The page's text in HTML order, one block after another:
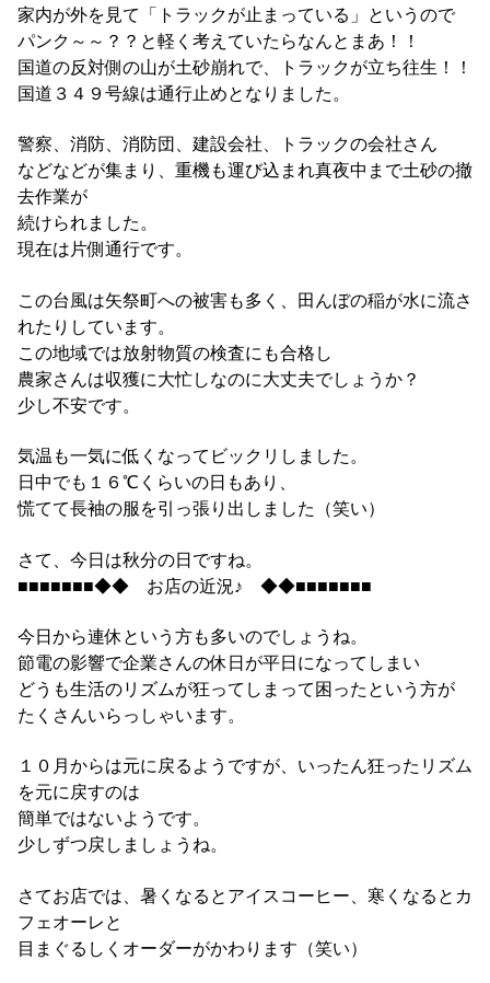
家内が外を見て「トラックが止まっている」というので
パンク～～？？と軽く考えていたらなんとまあ！！
国道の反対側の山が土砂崩れで、トラックが立ち往生！！
国道３４９号線は通行止めとなりました。
警察、消防、消防団、建設会社、トラックの会社さん
などなどが集まり、重機も運び込まれ真夜中まで土砂の撤
去作業が
続けられました。
現在は片側通行です。
この台風は矢祭町への被害も多く、田んぼの稲が水に流さ
れたりしています。
この地域では放射物質の検査にも合格し
農家さんは収獲に大忙しなのに大丈夫でしょうか？
少し不安です。
気温も一気に低くなってビックリしました。
日中でも１６℃くらいの日もあり、
慌てて長袖の服を引っ張り出しました（笑い）
さて、今日は秋分の日ですね。
■■■■■■■◆◆ お店の近況♪ ◆◆■■■■■■■
今日から連休という方も多いのでしょうね。
節電の影響で企業さんの休日が平日になってしまい
どうも生活のリズムが狂ってしまって困ったという方が
たくさんいらっしゃいます。
１０月からは元に戻るようですが、いったん狂ったリズム
を元に戻すのは
簡単ではないようです。
少しずつ戻しましょうね。
さてお店では、暑くなるとアイスコーヒー、寒くなるとカ
フェオーレと
目まぐるしくオーダーがかわります（笑い）